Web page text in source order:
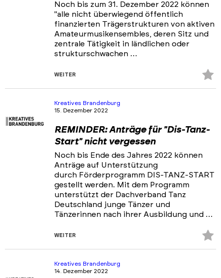
Noch bis zum 31. Dezember 2022 können
"alle nicht überwiegend öffentlich
finanzierten Trägerstrukturen von aktiven
Amateurmusikensembles, deren Sitz und
zentrale Tätigkeit in ländlichen oder
strukturschwachen …
WEITER
Kreatives Brandenburg
15. Dezember 2022
REMINDER: Anträge für "Dis-Tanz-
Start" nicht vergessen
Noch bis Ende des Jahres 2022 können
Anträge auf Unterstützung
durch Förderprogramm DIS-TANZ-START
gestellt werden. Mit dem Programm
unterstützt der Dachverband Tanz
Deutschland junge Tänzer und
Tänzerinnen nach ihrer Ausbildung und …
WEITER
Kreatives Brandenburg
14. Dezember 2022